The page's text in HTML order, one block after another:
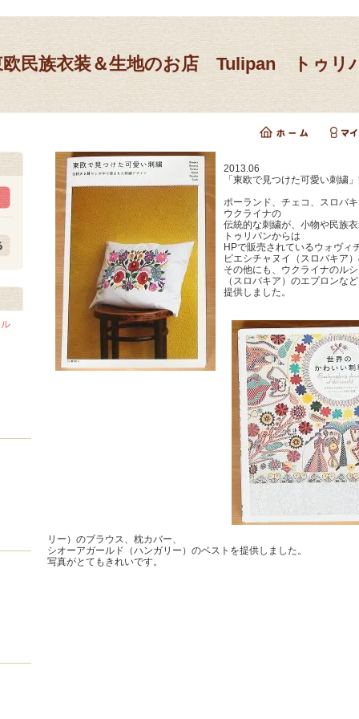
欧民族衣装＆生地のお店 Tulipan トゥリ
2013.06
「東欧で見つけた可愛い刺繍
ポーランド、チェコ、スロバ
ウクライナの
伝統的な刺繍が、小物や民族
トゥリパンからは
HPで販売されているウォヴィ
ピエシチャヌイ（スロバキア
その他にも、ウクライナのル
（スロバキア）のエプロンな
提供しました。
リー）のブラウス、枕カバー、
シオーアガールド（ハンガリー）のベストを提供しました。
写真がとてもきれいです。